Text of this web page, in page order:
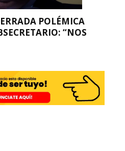
POLÉMICA
“NOS